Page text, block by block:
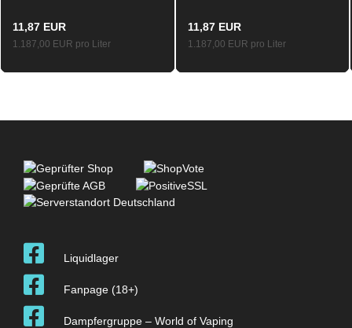
11,87 EUR
1.187,00 EUR pro Liter
11,87 EUR
1.187,00 EUR pro Liter
Liquidlager
Fanpage (18+)
Dampfergruppe – World of Vaping